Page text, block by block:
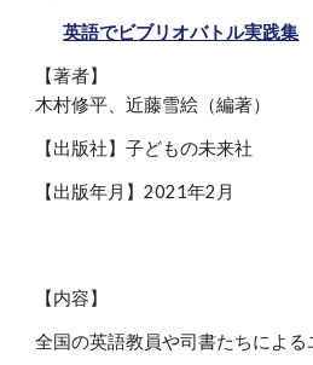
英語でビブリオバトル実践集
【著者】
木村修平、近藤雪絵（編著）
【出版社】子どもの未来社
【出版年月】2021年2月
【内容】
全国の英語教員や司書たちによ